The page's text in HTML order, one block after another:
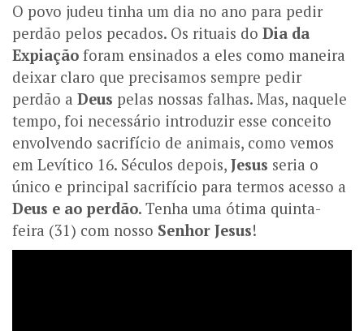
O povo judeu tinha um dia no ano para pedir
perdão pelos pecados. Os rituais do Dia da
Expiação foram ensinados a eles como maneira
deixar claro que precisamos sempre pedir
perdão a Deus pelas nossas falhas. Mas, naquele
tempo, foi necessário introduzir esse conceito
envolvendo sacrifício de animais, como vemos
em Levítico 16. Séculos depois, Jesus seria o
único e principal sacrifício para termos acesso a
Deus e ao perdão. Tenha uma ótima quinta-
feira (31) com nosso Senhor Jesus!